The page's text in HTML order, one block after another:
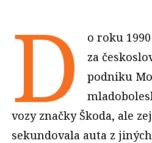
D
o roku
za
podniku
vozy značky Škoda, ale
sekundovala auta z